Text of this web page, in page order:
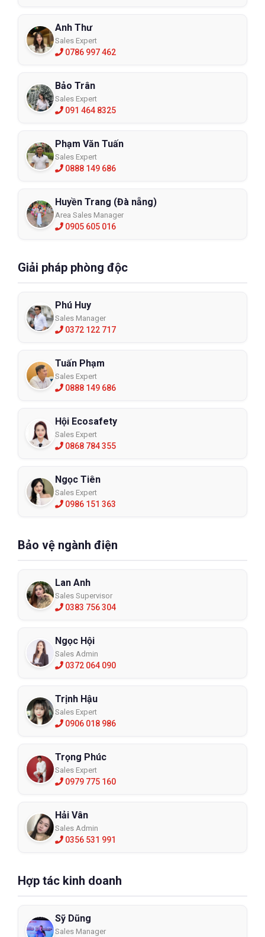
Anh Thư
Sales Expert
0786 997 462
Bảo Trân
Sales Expert
091 464 8325
Phạm Văn Tuấn
Sales Expert
0888 149 686
Huyền Trang (Đà nẵng)
Area Sales Manager
0905 605 016
Giải pháp phòng độc
Phú Huy
Sales Manager
0372 122 717
Tuấn Phạm
Sales Expert
0888 149 686
Hội Ecosafety
Sales Expert
0868 784 355
Ngọc Tiên
Sales Expert
0986 151 363
Bảo vệ ngành điện
Lan Anh
Sales Supervisor
0383 756 304
Ngọc Hội
Sales Admin
0372 064 090
Trịnh Hậu
Sales Expert
0906 018 986
Trọng Phúc
Sales Expert
0979 775 160
Hải Vân
Sales Admin
0356 531 991
Hợp tác kinh doanh
Sỹ Dũng
Sales Manager